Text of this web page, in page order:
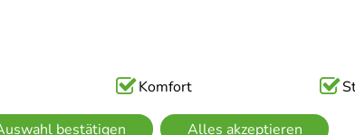
handelt es sich um Cookies, die für die
Navigation, Warenkorb, Kundenkonto), weshalb
Komfort
bestätigen Alles akzeptieren